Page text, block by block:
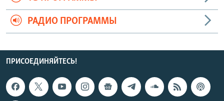
РАДИО ПРОГРАММЫ
ПРИСОЕДИНЯЙТЕСЬ!